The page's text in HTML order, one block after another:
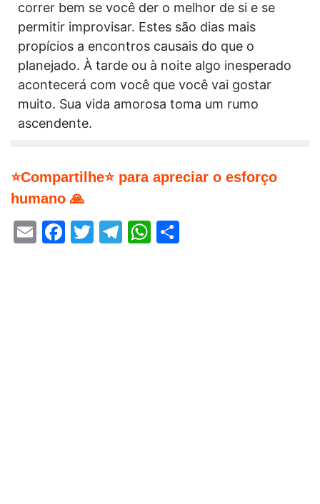
correr bem se você der o melhor de si e se
permitir improvisar. Estes são dias mais
propícios a encontros causais do que o
planejado. À tarde ou à noite algo inesperado
acontecerá com você que você vai gostar
muito. Sua vida amorosa toma um rumo
ascendente.
⭐Compartilhe⭐ para apreciar o esforço
humano 🙏
EmailFacebook
Twitter
Telegram
WhatsApp